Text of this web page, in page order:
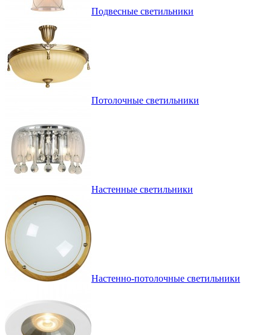
Подвесные светильники
Потолочные светильники
Настенные светильники
Настенно-потолочные светильники